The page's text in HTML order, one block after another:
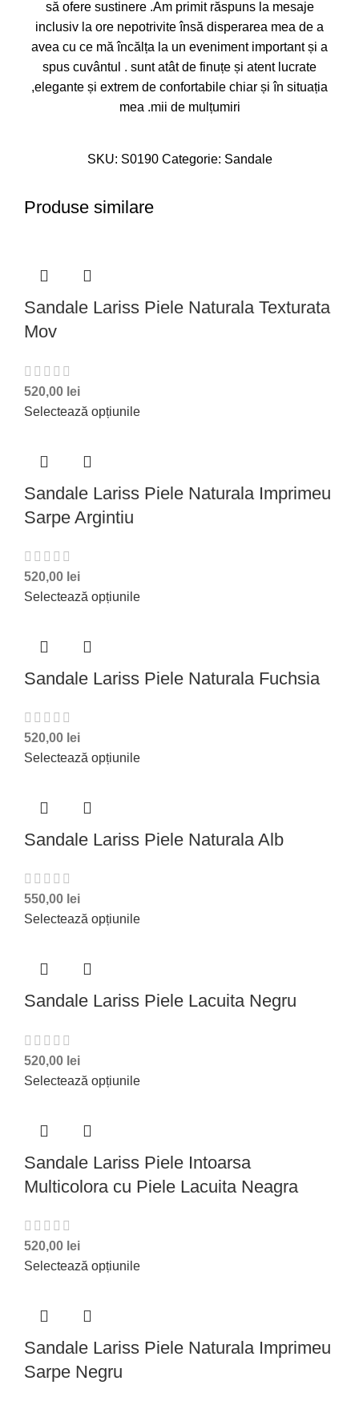
să ofere sustinere .Am primit răspuns la mesaje
inclusiv la ore nepotrivite însă disperarea mea de a
avea cu ce mă încălța la un eveniment important și a
spus cuvântul . sunt atât de finuțe și atent lucrate
,elegante și extrem de confortabile chiar și în situația
mea .mii de mulțumiri
SKU: S0190 Categorie: Sandale
Produse similare
Sandale Lariss Piele Naturala Texturata
Mov
520,00 lei
Selectează opțiunile
Sandale Lariss Piele Naturala Imprimeu
Sarpe Argintiu
520,00 lei
Selectează opțiunile
Sandale Lariss Piele Naturala Fuchsia
520,00 lei
Selectează opțiunile
Sandale Lariss Piele Naturala Alb
550,00 lei
Selectează opțiunile
Sandale Lariss Piele Lacuita Negru
520,00 lei
Selectează opțiunile
Sandale Lariss Piele Intoarsa
Multicolora cu Piele Lacuita Neagra
520,00 lei
Selectează opțiunile
Sandale Lariss Piele Naturala Imprimeu
Sarpe Negru